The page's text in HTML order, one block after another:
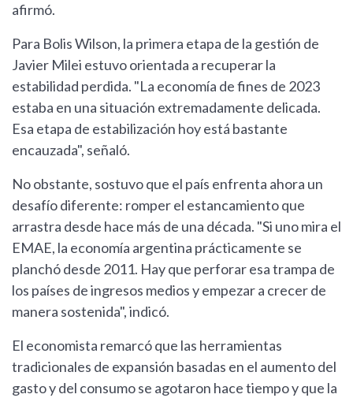
afirmó.
Para Bolis Wilson, la primera etapa de la gestión de
Javier Milei estuvo orientada a recuperar la
estabilidad perdida. "La economía de fines de 2023
estaba en una situación extremadamente delicada.
Esa etapa de estabilización hoy está bastante
encauzada", señaló.
No obstante, sostuvo que el país enfrenta ahora un
desafío diferente: romper el estancamiento que
arrastra desde hace más de una década. "Si uno mira el
EMAE, la economía argentina prácticamente se
planchó desde 2011. Hay que perforar esa trampa de
los países de ingresos medios y empezar a crecer de
manera sostenida", indicó.
El economista remarcó que las herramientas
tradicionales de expansión basadas en el aumento del
gasto y del consumo se agotaron hace tiempo y que la